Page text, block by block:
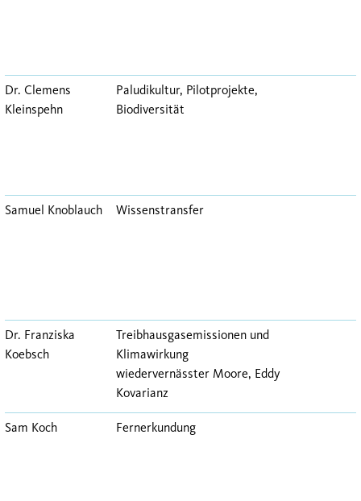
Dr. Clemens
Kleinspehn
Paludikultur, Pilotprojekte,
Biodiversität
Samuel Knoblauch Wissenstransfer
Dr. Franziska
Koebsch
Treibhausgasemissionen und
Klimawirkung
wiedervernässter Moore, Eddy
Kovarianz
Sam Koch Fernerkundung